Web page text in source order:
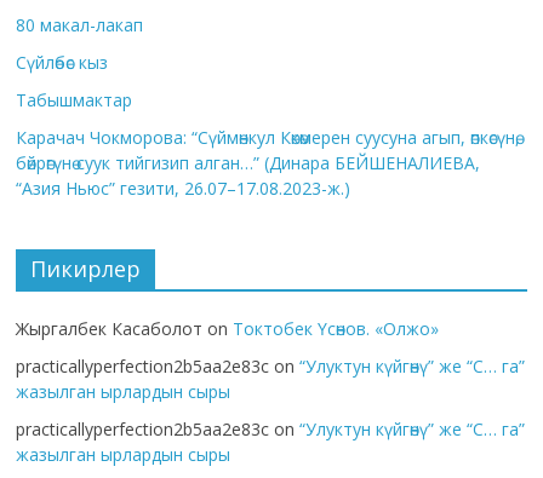
80 макал-лакап
Сүйлөбөс кыз
Табышмактар
Карачач Чокморова: “Сүймөнкул Көкөмерен суусуна агып, өпкөсүнө,
бөйрөгүнө суук тийгизип алган…” (Динара БЕЙШЕНАЛИЕВА,
“Азия Ньюс” гезити, 26.07–17.08.2023-ж.)
Пикирлер
Жыргалбек Касаболот on Токтобек Үсөнов. «Олжо»
practicallyperfection2b5aa2e83c on“Улуктун күйгөнү” же “С… га”
жазылган ырлардын сыры
practicallyperfection2b5aa2e83c on“Улуктун күйгөнү” же “С… га”
жазылган ырлардын сыры